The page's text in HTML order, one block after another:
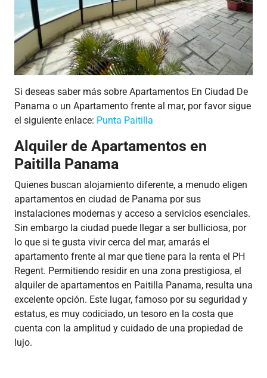
Si deseas saber más sobre Apartamentos En Ciudad De
Panama o un Apartamento frente al mar, por favor sigue
el siguiente enlace: Punta Paitilla
Alquiler de Apartamentos en
Paitilla Panama
Quienes buscan alojamiento diferente, a menudo eligen
apartamentos en ciudad de Panama por sus
instalaciones modernas y acceso a servicios esenciales.
Sin embargo la ciudad puede llegar a ser bulliciosa, por
lo que si te gusta vivir cerca del mar, amarás el
apartamento frente al mar que tiene para la renta el PH
Regent. Permitiendo residir en una zona prestigiosa, el
alquiler de apartamentos en Paitilla Panama, resulta una
excelente opción. Este lugar, famoso por su seguridad y
estatus, es muy codiciado, un tesoro en la costa que
cuenta con la amplitud y cuidado de una propiedad de
lujo.